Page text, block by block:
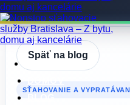
Späť na blog
SŤAHOVANIE A